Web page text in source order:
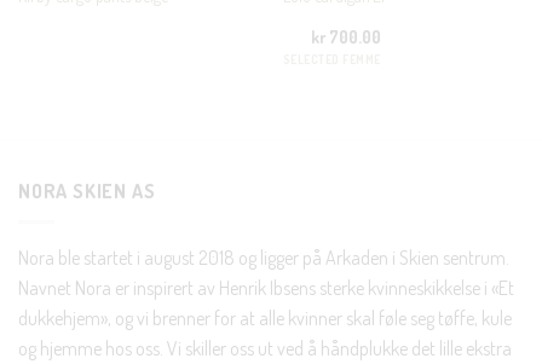
kr700.00
NORA SKIEN AS
Nora ble startet i august 2018 og ligger på Arkaden i Skien sentrum.
Navnet Nora er inspirert av Henrik Ibsens sterke kvinneskikkelse i «Et
dukkehjem», og vi brenner for at alle kvinner skal føle seg tøffe, kule
og hjemme hos oss. Vi skiller oss ut ved å håndplukke det lille ekstra
En liten velkomstgave til deg! ❤️
Nei takk, Jeg er ikke interessert